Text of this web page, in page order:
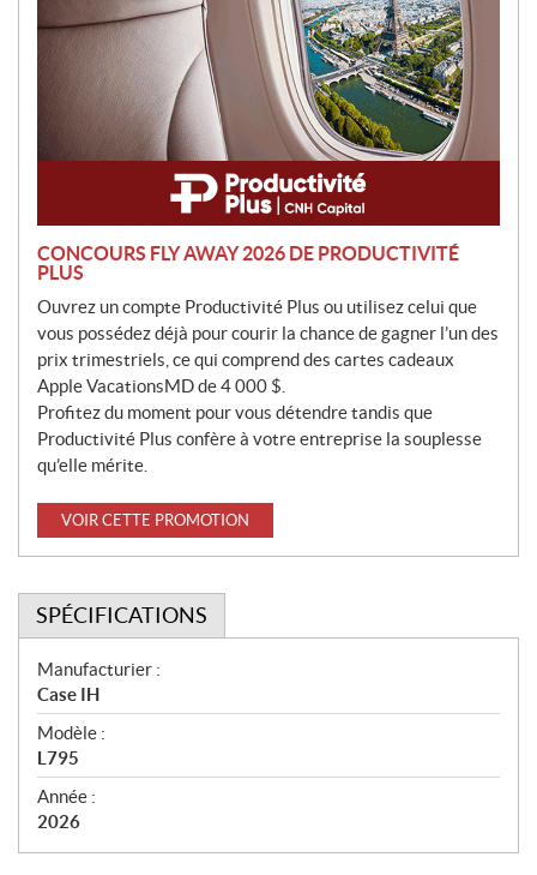
CONCOURS FLY AWAY 2026 DE PRODUCTIVITÉ
PLUS
Ouvrez un compte Productivité Plus ou utilisez celui que
vous possédez déjà pour courir la chance de gagner l’un des
prix trimestriels, ce qui comprend des cartes cadeaux
Apple VacationsMD de 4 000 $.
Profitez du moment pour vous détendre tandis que
Productivité Plus confère à votre entreprise la souplesse
qu’elle mérite.
VOIR CETTE PROMOTION
SPÉCIFICATIONS
S
p
é
c
i
f
Manufacturier :
Case IH
Modèle :
L795
Année :
2026